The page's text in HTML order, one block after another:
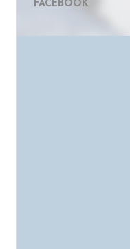
FACEBOOK